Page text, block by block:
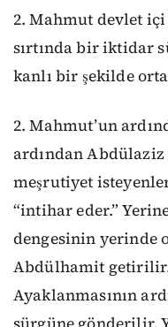
2. Mahmut devlet içi
sırtında bir iktidar
kanlı bir şekilde
2. Mahmut’un
ardından
meşrutiyet
“intihar eder.”
dengesinin yerinde
Abdülhamit getirilir.
Ayaklanmasının